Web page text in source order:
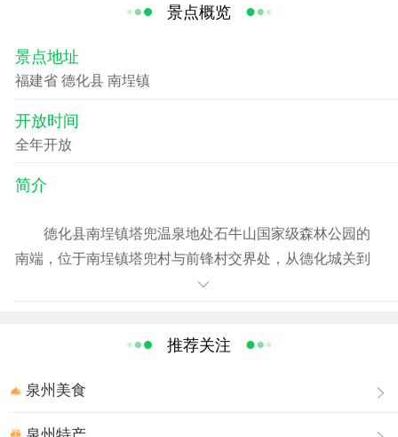
景点概览
景点地址
福建省 德化县 南埕镇
开放时间
全年开放
简介
德化县南埕镇塔兜温泉地处石牛山国家级森林公园的
南端，位于南埕镇塔兜村与前锋村交界处，从德化城关到
南埕深海格经前锋村至塔兜温泉仅33公里。从南埕镇区到
上有大小温泉眼10多个，温泉水常年流淌，且保持较大的
出水量。
据福建省地质矿产局漳州实验室提供的水质分析报告
推荐关注
泉州美食